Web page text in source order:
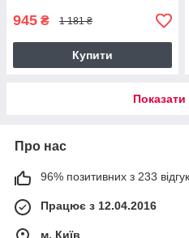
945 ₴ 1 181 ₴
Купити
Про нас
96% позитивних з 233
Працює з 12.04.2016
м. Київ